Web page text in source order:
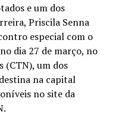
e um dos
Priscila Senna
especial com o
dia 27 de março, no
(CTN), um dos
na capital
no site da